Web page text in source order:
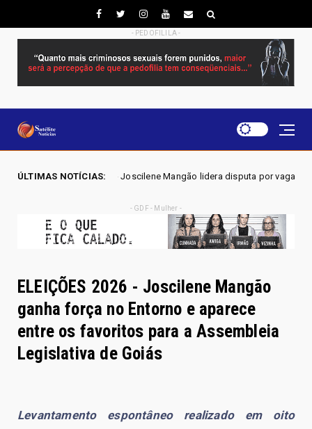
- PEDOFILILA -
ÚLTIMAS NOTÍCIAS:
- Joscilene Mangão lidera disputa por vaga na Alego em Novo Gama,
- GDF - Mulher -
ELEIÇÕES 2026 - Joscilene Mangão
ganha força no Entorno e aparece
entre os favoritos para a Assembleia
Legislativa de Goiás
Levantamento espontâneo realizado em oito